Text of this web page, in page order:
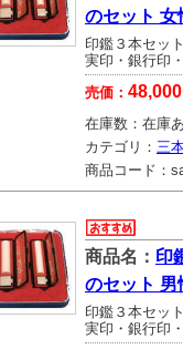
のセット 女
印鑑３本セッ
実印・銀行印
売価： 48,000
在庫数： 在庫
カテゴリ： 三
商品コード：
商品名： 印
のセット 男
印鑑３本セッ
実印・銀行印